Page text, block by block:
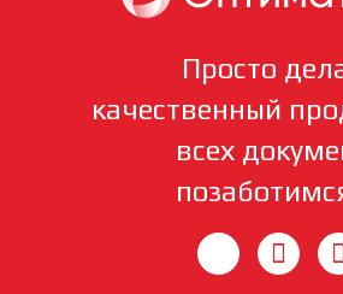
Просто
качественный
всех